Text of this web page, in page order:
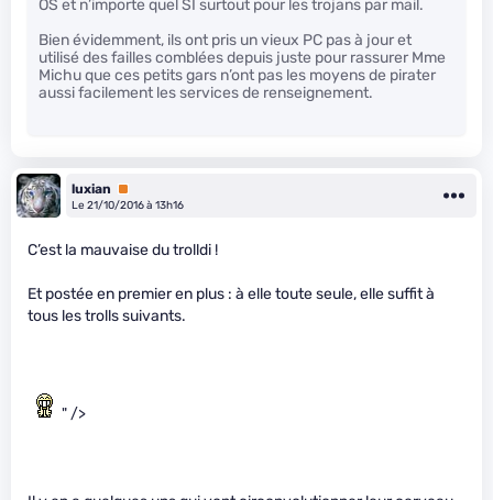
OS et n’importe quel SI surtout pour les trojans par mail.
Bien évidemment, ils ont pris un vieux PC pas à jour et
utilisé des failles comblées depuis juste pour rassurer Mme
Michu que ces petits gars n’ont pas les moyens de pirater
aussi facilement les services de renseignement.
luxian
Premium
Le 21/10/2016 à 13h16
C’est la mauvaise du trolldi !
Et postée en premier en plus : à elle toute seule, elle suffit à
tous les trolls suivants.
" />